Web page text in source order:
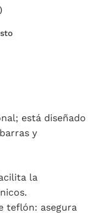
está diseñado
y
la
teflón: asegura